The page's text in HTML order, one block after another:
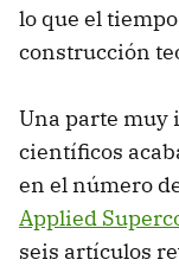
lo que el
construcción
Una parte muy
científicos
en el número
Applied
seis artículos